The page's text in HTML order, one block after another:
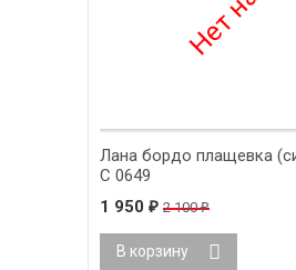
Лана бордо плащевка
С 0649
1 950 ₽ 2 100₽
В корзину